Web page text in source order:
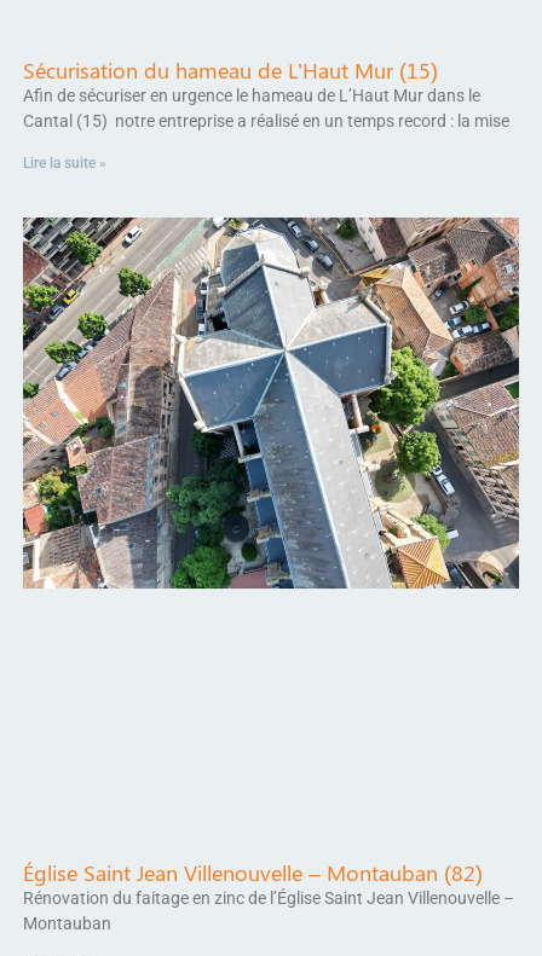
Sécurisation du hameau de L’Haut Mur (15)
Afin de sécuriser en urgence le hameau de L’Haut Mur dans le
Cantal (15) notre entreprise a réalisé en un temps record : la mise
Lire la suite »
Église Saint Jean Villenouvelle – Montauban (82)
Rénovation du faitage en zinc de l’Église Saint Jean Villenouvelle –
Montauban